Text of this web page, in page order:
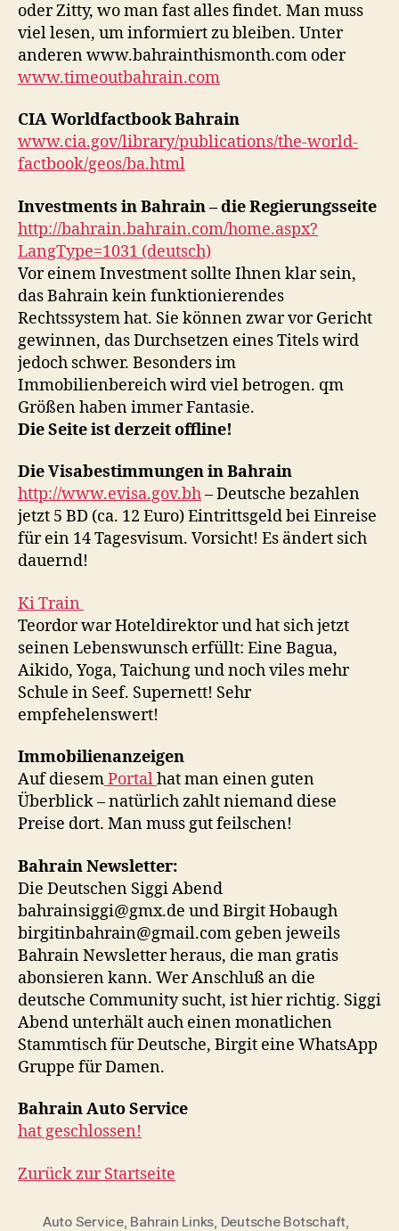
oder Zitty, wo man fast alles findet. Man muss
viel lesen, um informiert zu bleiben. Unter
anderen www.bahrainthismonth.com oder
www.timeoutbahrain.com
CIA Worldfactbook Bahrain
www.cia.gov/library/publications/the-world-
factbook/geos/ba.html
Investments in Bahrain – die Regierungsseite
http://bahrain.bahrain.com/home.aspx?
LangType=1031 (deutsch)
Vor einem Investment sollte Ihnen klar sein,
das Bahrain kein funktionierendes
Rechtssystem hat. Sie können zwar vor Gericht
gewinnen, das Durchsetzen eines Titels wird
jedoch schwer. Besonders im
Immobilienbereich wird viel betrogen. qm
Größen haben immer Fantasie.
Die Seite ist derzeit offline!
Die Visabestimmungen in Bahrain
http://www.evisa.gov.bh– Deutsche bezahlen
jetzt 5 BD (ca. 12 Euro) Eintrittsgeld bei Einreise
für ein 14 Tagesvisum. Vorsicht! Es ändert sich
dauernd!
Ki Train
Teordor war Hoteldirektor und hat sich jetzt
seinen Lebenswunsch erfüllt: Eine Bagua,
Aikido, Yoga, Taichung und noch viles mehr
Schule in Seef. Supernett! Sehr
empfehelenswert!
Immobilienanzeigen
Auf diesemPortalhat man einen guten
Überblick – natürlich zahlt niemand diese
Preise dort. Man muss gut feilschen!
Bahrain Newsletter:
Die Deutschen Siggi Abend
bahrainsiggi@gmx.de und Birgit Hobaugh
birgitinbahrain@gmail.com geben jeweils
Bahrain Newsletter heraus, die man gratis
abonsieren kann. Wer Anschluß an die
deutsche Community sucht, ist hier richtig. Siggi
Abend unterhält auch einen monatlichen
Stammtisch für Deutsche, Birgit eine WhatsApp
Gruppe für Damen.
Bahrain Auto Service
hat geschlossen!
Zurück zur Startseite
Auto Service, Bahrain Links Deutsche Botschaft